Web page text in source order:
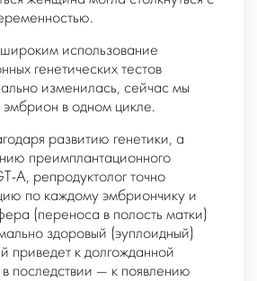
использование
генетических тестов
изменилась, сейчас мы
в одном цикле.
развитию генетики, а
преимплантационного
A, репродуктолог точно
по каждому эмбриончику и
(переноса в полость матки)
здоровый (эуплоидный)
приведет к долгожданной
последствии — к появлению